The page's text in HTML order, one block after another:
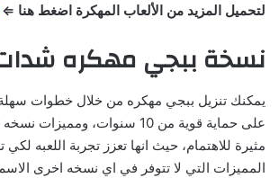
لتحميل المزيد من الألعاب المهكرة اضغط هنا ⇐
نسخة ببجي مهكره
يمكنك تنزيل ببجي مهكره من خلال خطوات
على حماية قوية من 10 سنوات،
مثيرة للاهتمام، حيث انها تعزز تجربة اللعبه لكي
المميزات التي لا تتوفر في اي نسخه اخرى